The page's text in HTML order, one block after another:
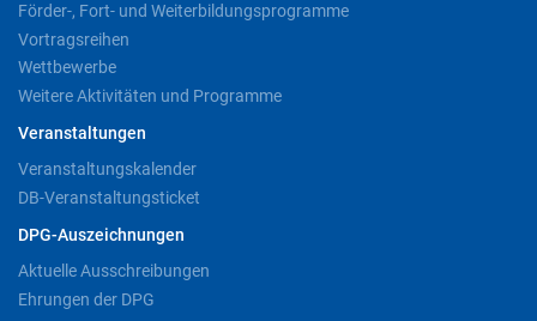
Förder-, Fort- und Weiterbildungsprogramme
Vortragsreihen
Wettbewerbe
Weitere Aktivitäten und Programme
Veranstaltungen
Veranstaltungskalender
DB-Veranstaltungsticket
DPG-Auszeichnungen
Aktuelle Ausschreibungen
Ehrungen der DPG